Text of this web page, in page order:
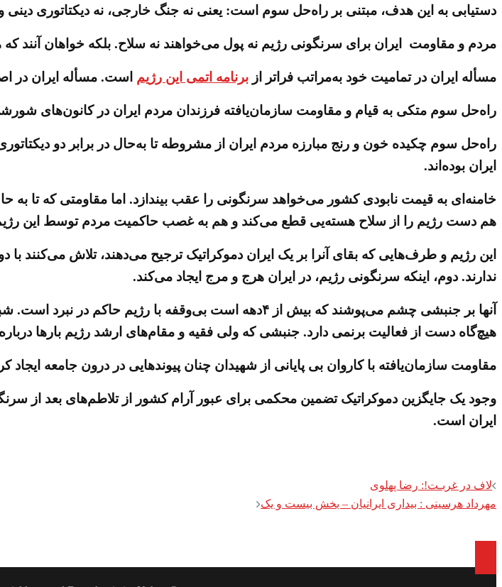
دستیابی به این هدف،‌ مبتنی بر راه‌حل سوم است: یعنی نه جنگ خارجی، نه دیکتاتوری دینی
مردم و مقاومت ایران برای سرنگونی رژیم نه پول می‌خواهند نه سلاح. بلکه خواهان آنند که
مسأله ایران در تمامیت خود به‌مراتب فراتر از برنامه اتمی این رژیم است. مسأله ایران در
راه‌حل سوم متکی به قیام و مقاومت سازمان‌یافته فرزندان مردم‌ ایران در کانون‌های
راه‌حل سوم چکیده خون و رنج مبارزه مردم ایران از مشروطه تا به‌حال در برابر دو
ایران بوده‌اند.
هم دست رژیم را از سلاح هسته‌یی قطع می‌کند و هم به غصب حاکمیت مردم توسط این
این رژیم و طرف‌هایی که بقای آنرا بر یک ایران دموکراتیک ترجیح می‌دهند، تلاش می‌کنند
ندارند. دوم، اینکه سرنگونی رژیم، در ایران هرج و مرج ایجاد می‌کند.
آنها بر جنبشی چشم‌ می‌پوشند که بیش از ۴دهه است بی‌وقفه
هیچ‌گاه دست از فعالیت برنمی دارد. جنبشی که ولی فقیه و مقام‌های ارشد رژیم بارها
مقاومت سازمان‌یافته با کاروان بی پایانی از شهیدان چنان پیوندهایی در درون جامعه
وجود یک جایگزین دموکراتیک تضمین محکمی برای عبور آرام کشور از تلاطم‌های بعد از
ایران است.
Post
لاف در غربـت!: رضا پهلوی
مهرداد هرسینی : بیداری ایرانیان – بخش بیست و یک